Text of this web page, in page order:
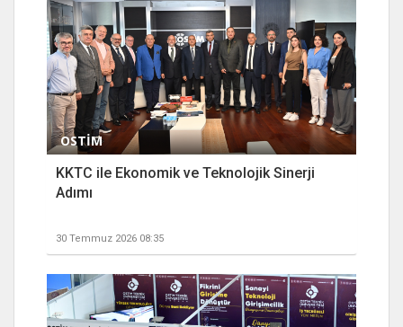
OSTİM
KKTC ile Ekonomik ve Teknolojik Sinerji
Adımı
30 Temmuz 2026 08:35